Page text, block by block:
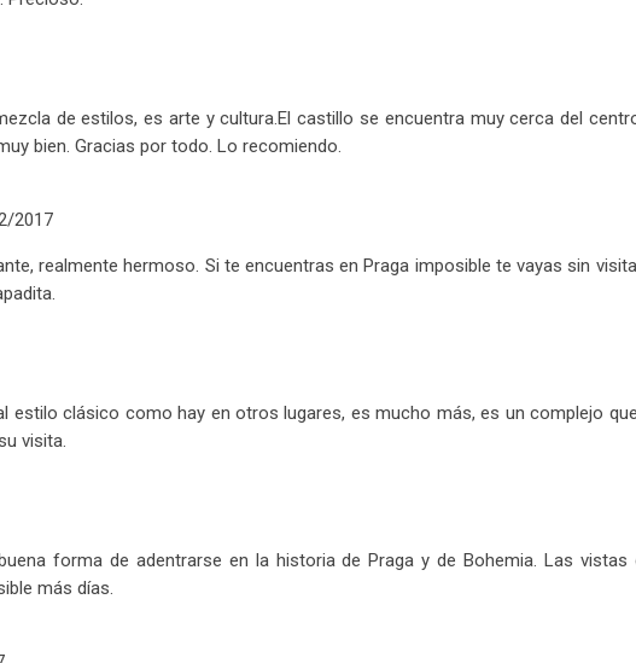
de estilos, es arte y cultura.El castillo se encuentra muy cerca del
bien. Gracias por todo. Lo recomiendo.
2017
realmente hermoso. Si te encuentras en Praga imposible te vayas sin
estilo clásico como hay en otros lugares, es mucho más, es un complejo
visita.
forma de adentrarse en la historia de Praga y de Bohemia. Las
más días.